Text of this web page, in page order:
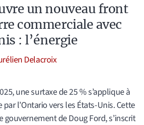
un nouveau front
commerciale avec
: l’énergie
Delacroix
une surtaxe de 25 % s’applique à
par l’Ontario vers les États-Unis. Cette
gouvernement de Doug Ford, s’inscrit